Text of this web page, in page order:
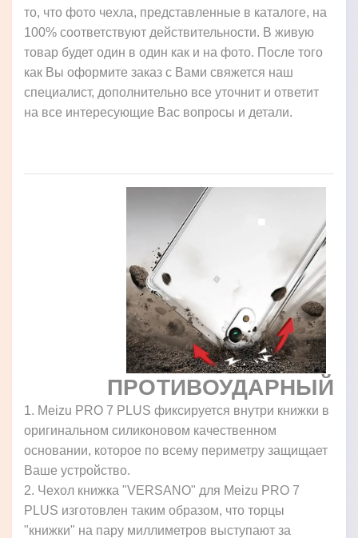
то, что фото чехла, представленные в каталоге, на
100% соответствуют действительности. В живую
товар будет один в один как и на фото. После того
как Вы оформите заказ с Вами свяжется наш
специалист, дополнительно все уточнит и ответит
на все интересующие Вас вопросы и детали.
ПРОТИВОУДАРНЫЙ
1. Meizu PRO 7 PLUS фиксируется внутри книжки в
оригинальном силиконовом качественном
основании, которое по всему периметру защищает
Ваше устройство.
2. Чехол книжка "VERSANO" для Meizu PRO 7
PLUS изготовлен таким образом, что торцы
"книжки" на пару миллиметров выступают за